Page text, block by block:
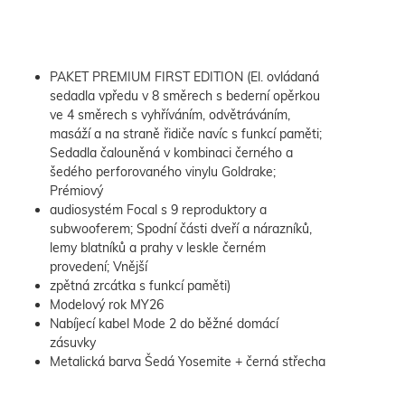
PAKET PREMIUM FIRST EDITION (El. ovládaná
sedadla vpředu v 8 směrech s bederní opěrkou
ve 4 směrech s vyhříváním, odvětráváním,
masáží a na straně řidiče navíc s funkcí paměti;
Sedadla čalouněná v kombinaci černého a
šedého perforovaného vinylu Goldrake;
Prémiový
audiosystém Focal s 9 reproduktory a
subwooferem; Spodní části dveří a nárazníků,
lemy blatníků a prahy v leskle černém
provedení; Vnější
zpětná zrcátka s funkcí paměti)
Modelový rok MY26
Nabíjecí kabel Mode 2 do běžné domácí
zásuvky
Metalická barva Šedá Yosemite + černá střecha